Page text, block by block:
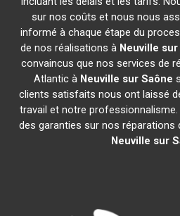
sur nos coûts et nous nous
informé à chaque étape du
de nos réalisations à Neuville sur
convaincus que nos services de
Atlantic à Neuville sur Saône
clients satisfaits nous ont laissé
travail et notre
des garanties sur nos
Neuville sur